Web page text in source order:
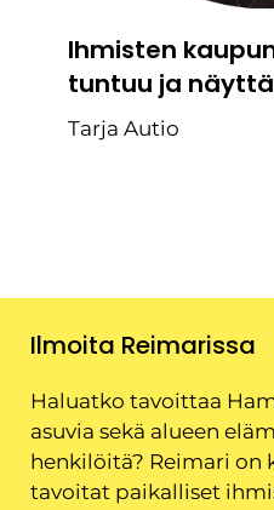
Ihmisten
tuntuu ja
Tarja Autio
Ilmoita Reimarissa
Haluatko tavoittaa
asuvia sekä alueen
henkilöitä? Reimari on
tavoitat paikalliset